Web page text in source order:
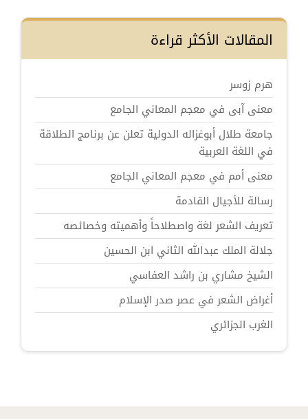
المقالات الأكثر قراءة
هرم زوسر
معنى آبى في معجم المعاني الجامع
جامعة طلال أبوغزاله الدولية تعلن عن برنامج الطلاقة
في اللغة العربية
معنى أمم في معجم المعاني الجامع
رسالة للأجيال القادمة
تعريف الشعر لغة واصطلاحاً وأهميته وخصائصه
جلالة الملك عبدالله الثاني ابن الحسين
الشيخ مشاري بن راشد العفاسي
أغراض الشعر في عصر صدر الإسلام
الغرب الجزائري